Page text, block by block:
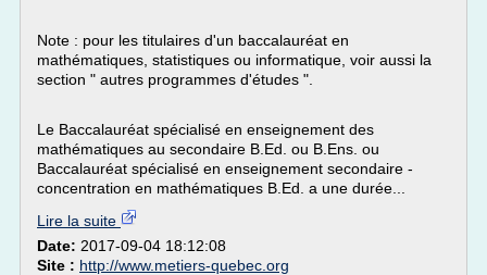
Note : pour les titulaires d'un baccalauréat en
mathématiques, statistiques ou informatique, voir aussi la
section " autres programmes d'études ".
Le Baccalauréat spécialisé en enseignement des
mathématiques au secondaire B.Ed. ou B.Ens. ou
Baccalauréat spécialisé en enseignement secondaire -
concentration en mathématiques B.Ed. a une durée...
Lire la suite
Date: 2017-09-04 18:12:08
Site : http://www.metiers-quebec.org